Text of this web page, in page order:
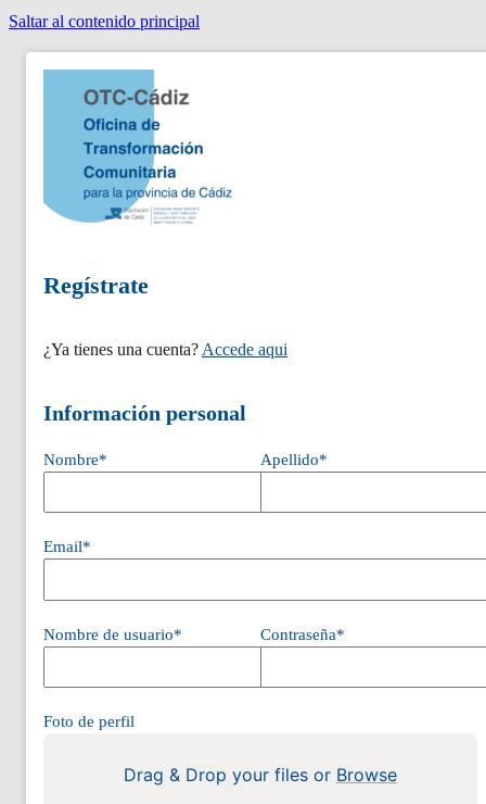
Saltar al contenido principal
Regístrate
¿Ya tienes una cuenta? Accede aqui
Información personal
Nombre* Apellido*
Email*
Nombre de usuario* Contraseña*
Foto de perfil
Drag & Drop your files or Browse